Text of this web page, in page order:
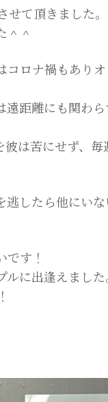
て頂きました。
＾＾
ロナ禍もあり
距離にも関わ
は苦にせず、毎
したら他にい
す！
に出逢えました